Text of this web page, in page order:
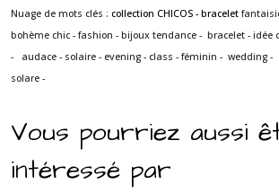
Nuage de mots clés : collection CHICOS - bracelet
bohème chic - fashion - bijoux tendance - bracelet - idée
- audace - solaire - evening - class - féminin - wedding -
solare -
Vous pourriez aussi
intéressé par